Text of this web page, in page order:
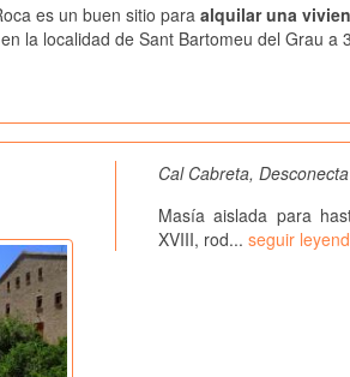
es un buen sitio para alquilar una
la localidad de Sant Bartomeu del Grau a
Cal Cabreta,
Masía aislada para
XVIII, rod... seguir